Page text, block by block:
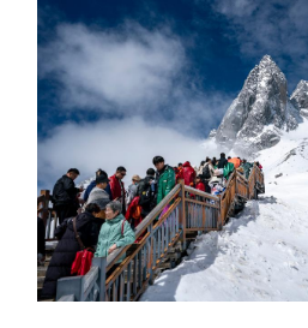
思客智库
科技 科创
文化 书画
访谈 视频
法律 中央文件
食品 人居